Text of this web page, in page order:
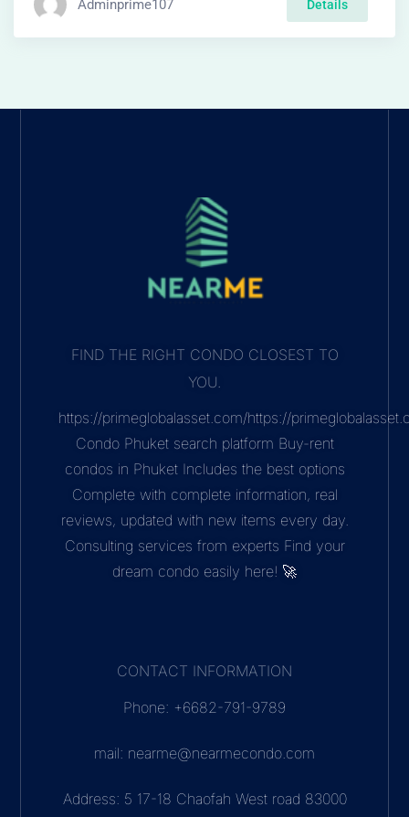
Adminprime107 Details
FIND THE RIGHT CONDO CLOSEST TO
YOU.
https://primeglobalasset.com/https://
Condo Phuket search platform Buy-rent
condos in Phuket Includes the best options
Complete with complete information, real
reviews, updated with new items every day.
Consulting services from experts Find your
dream condo easily here! 🚀
CONTACT INFORMATION
Phone: +6682-791-9789
mail: nearme@nearmecondo.com
Address: 5 17-18 Chaofah West road 83000